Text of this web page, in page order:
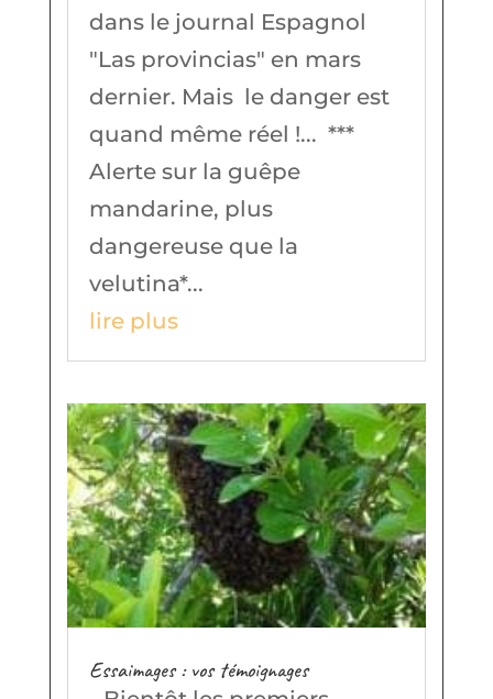
dans le journal Espagnol
"Las provincias" en mars
dernier. Mais le danger est
quand même réel !... ***
Alerte sur la guêpe
mandarine, plus
dangereuse que la
velutina*...
lire plus
Essaimages : vos témoignages